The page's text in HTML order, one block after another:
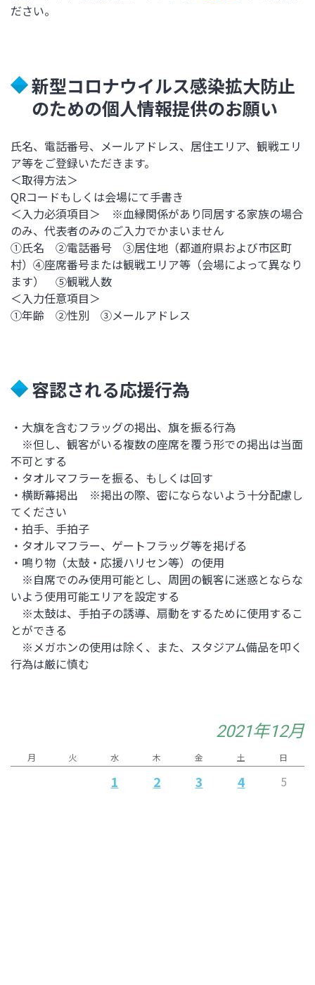
ださい。
新型コロナウイルス感染拡大防止
のための個人情報提供のお願い
氏名、電話番号、メールアドレス、居住エリア、観戦エリ
ア等をご登録いただきます。
＜取得方法＞
QRコードもしくは会場にて手書き
＜入力必須項目＞ ※血縁関係があり同居する家族の場合
のみ、代表者のみのご入力でかまいません
➀氏名 ➁電話番号 ➂居住地（都道府県および市区町
村）④座席番号または観戦エリア等（会場によって異なり
ます） ⑤観戦人数
＜入力任意項目＞
➀年齢 ➁性別 ➂メールアドレス
容認される応援行為
・大旗を含むフラッグの掲出、旗を振る行為
※但し、観客がいる複数の座席を覆う形での掲出は当面
不可とする
・タオルマフラーを振る、もしくは回す
・横断幕掲出 ※掲出の際、密にならないよう十分配慮し
てください
・拍手、手拍子
・タオルマフラー、ゲートフラッグ等を掲げる
・鳴り物（太鼓・応援ハリセン等）の使用
※自席でのみ使用可能とし、周囲の観客に迷惑とならな
いよう使用可能エリアを設定する
※太鼓は、手拍子の誘導、扇動をするために使用するこ
とができる
※メガホンの使用は除く、また、スタジアム備品を叩く
行為は厳に慎む
2021年12月
月 火 水 木 金 土 日
1 2 3 4
5